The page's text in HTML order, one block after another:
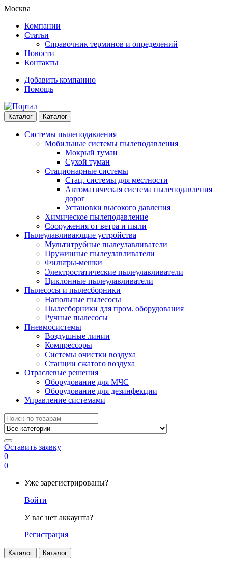
Skip
navigation
Skip
content
Москва
Компании
Статьи
Справочник терминов и определений
Новости
Контакты
Добавить компанию
Помощь
Каталог Каталог
Системы пылеподавления
Мобильные системы пылеподавления
Мокрый туман
Сухой туман
Стационарные системы
Стац. системы для местности
Автоматическая система пылеподавления
дорог
Установки высокого давления
Химическое пылеподавление
Сооружения от ветра и пыли
Пылеулавливающие устройства
Мультитрубные пылеулавливатели
Пружинные пылеулавливатели
Фильтры-мешки
Электростатические пылеулавливатели
Циклонные пылеулавливатели
Пылесосы и пылесборники
Напольные пылесосы
Пылесборники для пром. оборудования
Ручные пылесосы
Пневмосистемы
Воздушные линии
Компрессоры
Системы очистки воздуха
Станции сжатого воздуха
Отраслевые решения
Оборудование для МЧС
Оборудование для дезинфекции
Управление системами
Search
for:
Оставить заявку
0
0
Уже зарегистрированы?
Войти
У вас нет аккаунта?
Регистрация
Каталог Каталог